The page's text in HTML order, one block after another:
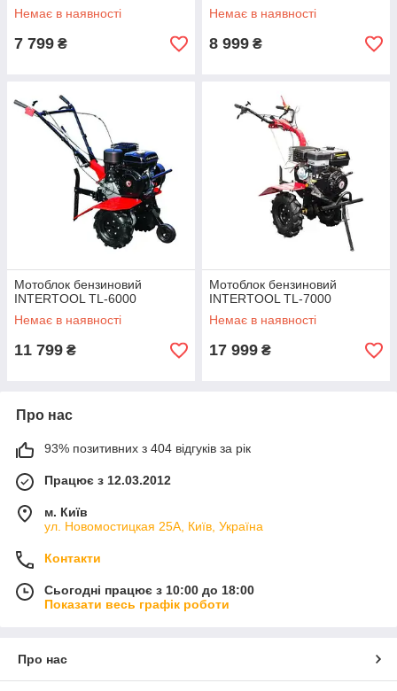
Немає в наявності
7 799 ₴
Немає в наявності
8 999 ₴
Мотоблок бензиновий
INTERTOOL TL-6000
Немає в наявності
11 799 ₴
Мотоблок бензиновий
INTERTOOL TL-7000
Немає в наявності
17 999 ₴
Про нас
93% позитивних з 404 відгуків за рік
Працює з 12.03.2012
м. Київ
ул. Новомостицкая 25А, Київ, Україна
Контакти
Сьогодні працює з 10:00 до 18:00
Показати весь графік роботи
Про нас